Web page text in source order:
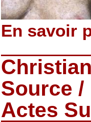
En savoir
Source
Actes